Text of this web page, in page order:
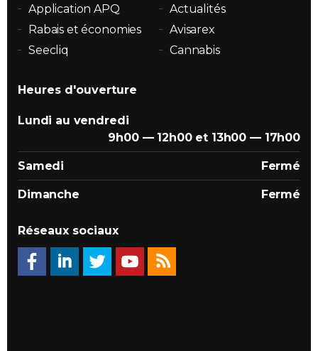
Application APQ
Actualités
Rabais et économies
Avisarex
Seecliq
Cannabis
Heures d'ouverture
Lundi au vendredi
9h00 — 12h00 et 13h00 — 17h00
Samedi Fermé
Dimanche Fermé
Réseaux sociaux